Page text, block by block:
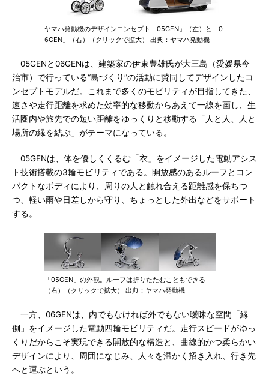
ヤマハ発動機のデザインコンセプト「05GEN」（左）と「0
6GEN」（右）（クリックで拡大） 出典：ヤマハ発動機
05GENと06GENは、建築家の伊東豊雄氏が大三島（愛媛県今
治市）で行っている“島づくり”の活動に賛同してデザインしたコ
ンセプトモデルだ。これまで多くのモビリティが目指してきた、
速さや走行距離を求めた効率的な移動からあえて一線を画し、生
活圏内や旅先での短い距離をゆっくりと移動する「人と人、人と
場所の縁を結ぶ」がテーマになっている。
05GENは、体を優しくくるむ「衣」をイメージした電動アシス
ト技術搭載の3輪モビリティである。開放感のあるルーフとコン
パクトなボディにより、周りの人と触れ合える距離感を保ちつ
つ、軽い雨や日差しから守り、ちょっとした外出などをサポート
する。
「05GEN」の外観。ルーフは折りたたむこともできる
（右）（クリックで拡大） 出典：ヤマハ発動機
一方、06GENは、内でもなければ外でもない曖昧な空間「縁
側」をイメージした電動四輪モビリティだ。走行スピードがゆっ
くりだからこそ実現できる開放的な構造と、曲線的かつ柔らかい
デザインにより、周囲になじみ、人々を温かく招き入れ、行き先
へと運ぶという。